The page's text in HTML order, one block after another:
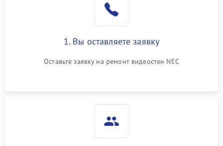
1. Вы оставляете заявку
Оставьте заявку на ремонт видеостен NEC